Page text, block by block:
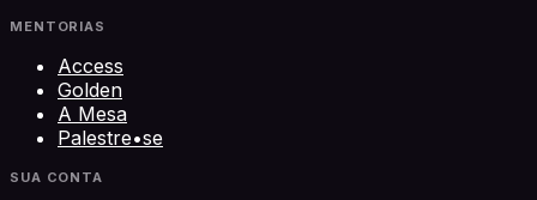
MENTORIAS
Access
Golden
A Mesa
Palestre•se
SUA CONTA